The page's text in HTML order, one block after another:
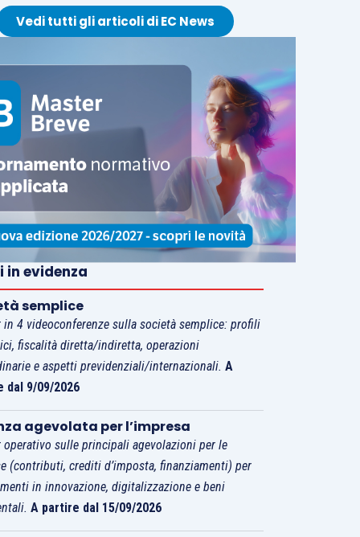
Vedi tutti gli articoli di EC News
in evidenza
semplice
in 4 videoconferenze sulla società semplice: profili
fiscalità diretta/indiretta, operazioni
e aspetti previdenziali/internazionali.A
dal 9/09/2026
agevolata per l’impresa
operativo sulle principali agevolazioni per le
(contributi, crediti d’imposta, finanziamenti) per
in innovazione, digitalizzazione e beni
A partire dal 15/09/2026